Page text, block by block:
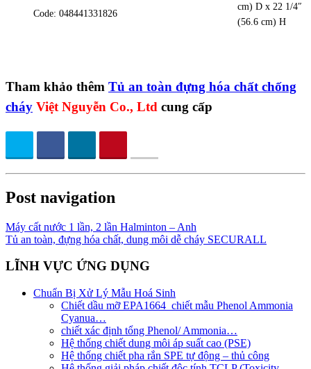
Code: 048441331826
cm) D x 22 1/4″
(56.6 cm) H
Tham khảo thêm Tủ an toàn đựng hóa chất chống
cháy Việt Nguyễn Co., Ltd cung cấp
Post navigation
Máy cất nước 1 lần, 2 lần Halminton – Anh
Tủ an toàn, đựng hóa chất, dung môi dễ cháy SECURALL
LĨNH VỰC ỨNG DỤNG
Chuẩn Bị Xử Lý Mẫu Hoá Sinh
Chiết dầu mỡ EPA1664_chiết mẫu Phenol Ammonia
Cyanua…
chiết xác định tổng Phenol/ Ammonia…
Hệ thống chiết dung môi áp suất cao (PSE)
Hệ thống chiết pha rắn SPE tự động – thủ công